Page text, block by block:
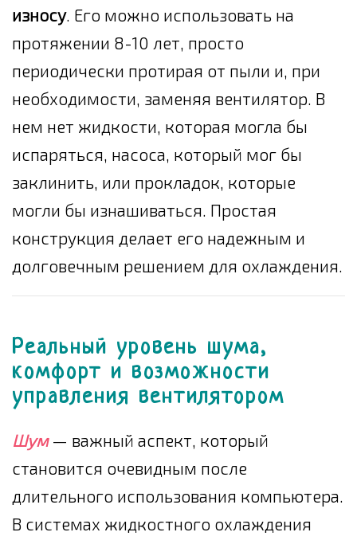
износу. Его можно использовать на
протяжении 8-10 лет, просто
периодически протирая от пыли и, при
необходимости, заменяя вентилятор. В
нем нет жидкости, которая могла бы
испаряться, насоса, который мог бы
заклинить, или прокладок, которые
могли бы изнашиваться. Простая
конструкция делает его надежным и
долговечным решением для охлаждения.
Реальный уровень шума,
комфорт и возможности
управления вентилятором
Шум— важный аспект, который
становится очевидным после
длительного использования компьютера.
В системах жидкостного охлаждения